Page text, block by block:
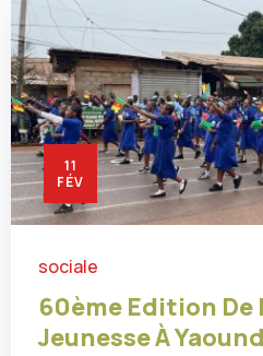
11
FÉV
sociale
60ème Edition De
Jeunesse À